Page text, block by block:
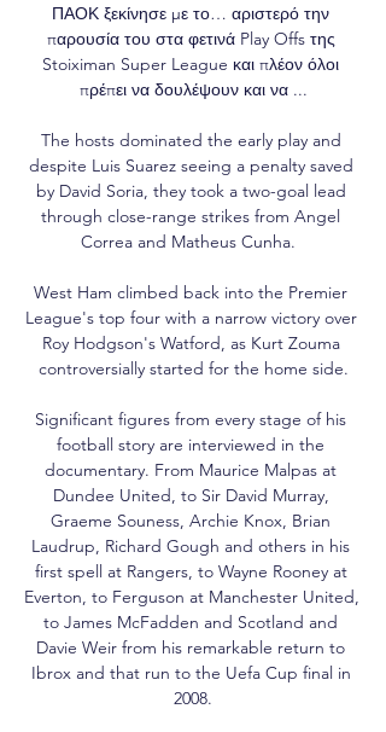
ΠΑΟΚ ξεκίνησε με το… αριστερό την
παρουσία του στα φετινά Play Offs της
Stoiximan Super League και πλέον όλοι
πρέπει να δουλέψουν και να ...
The hosts dominated the early play and
despite Luis Suarez seeing a penalty saved
by David Soria, they took a two-goal lead
through close-range strikes from Angel
Correa and Matheus Cunha.
West Ham climbed back into the Premier
League's top four with a narrow victory over
Roy Hodgson's Watford, as Kurt Zouma
controversially started for the home side.
Significant figures from every stage of his
football story are interviewed in the
documentary. From Maurice Malpas at
Dundee United, to Sir David Murray,
Graeme Souness, Archie Knox, Brian
Laudrup, Richard Gough and others in his
first spell at Rangers, to Wayne Rooney at
Everton, to Ferguson at Manchester United,
to James McFadden and Scotland and
Davie Weir from his remarkable return to
Ibrox and that run to the Uefa Cup final in
2008.